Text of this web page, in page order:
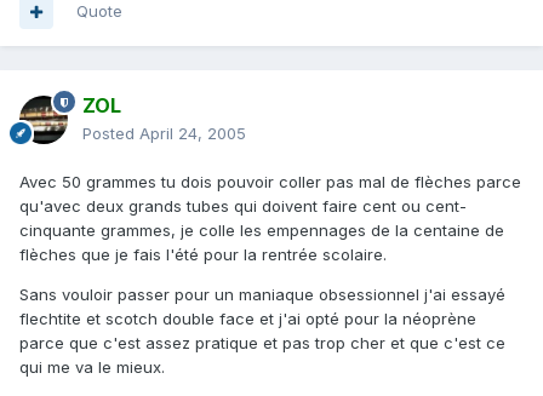
Quote
ZOL
Posted April 24, 2005
Avec 50 grammes tu dois pouvoir coller pas mal de flèches parce
qu'avec deux grands tubes qui doivent faire cent ou cent-
cinquante grammes, je colle les empennages de la centaine de
flèches que je fais l'été pour la rentrée scolaire.
Sans vouloir passer pour un maniaque obsessionnel j'ai essayé
flechtite et scotch double face et j'ai opté pour la néoprène
parce que c'est assez pratique et pas trop cher et que c'est ce
qui me va le mieux.